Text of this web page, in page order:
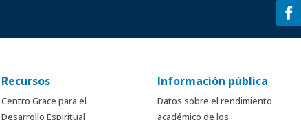
Recursos
Centro Grace para el
Desarrollo Espiritual
Información pública
Datos sobre el rendimiento
académico de los